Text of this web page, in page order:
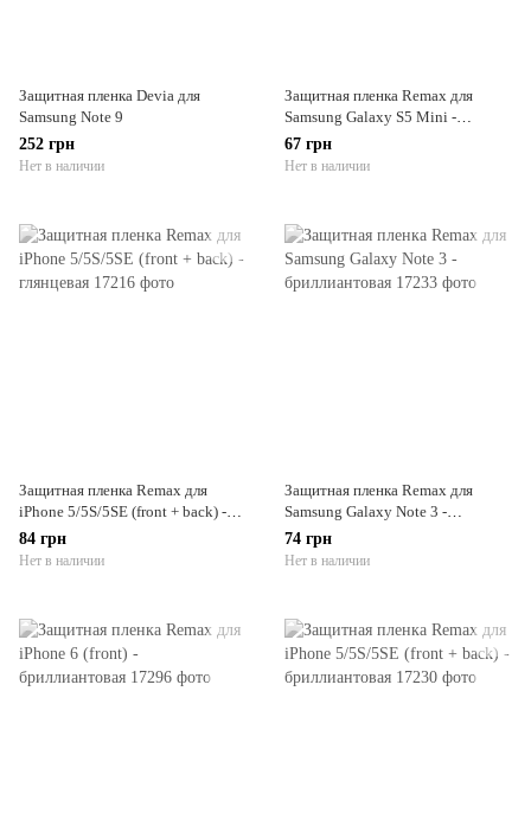
Защитная пленка Devia для
Samsung Note 9
252 грн
Нет в наличии
Защитная пленка Remax для
Samsung Galaxy S5 Mini -
бриллиантовая
67 грн
Нет в наличии
Защитная пленка Remax для
iPhone 5/5S/5SE (front + back) -
глянцевая
84 грн
Нет в наличии
Защитная пленка Remax для
Samsung Galaxy Note 3 -
бриллиантовая
74 грн
Нет в наличии